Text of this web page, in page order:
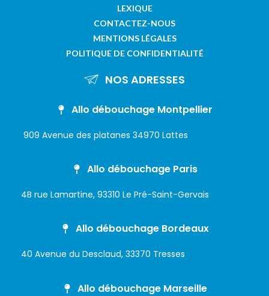
LEXIQUE
CONTACTEZ-NOUS
MENTIONS LÉGALES
POLITIQUE DE CONFIDENTIALITÉ
NOS ADRESSES
Allo débouchage Montpellier
909 Avenue des platanes 34970 Lattes
Allo débouchage Paris
4B rue Lamartine, 93310 Le Pré-Saint-Gervais
Allo débouchage Bordeaux
40 Avenue du Desclaud, 33370 Tresses
Allo débouchage Marseille